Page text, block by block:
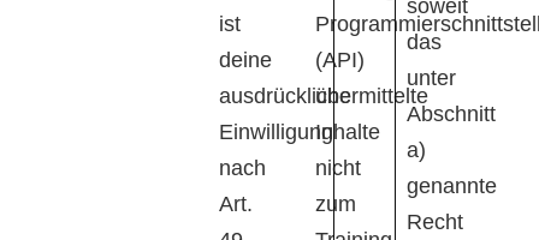
ist
deine
ausdrückliche
Einwilligung
nach
Art.
(API)
übermittelte
Inhalte
nicht
zum
soweit
das
unter
Abschnitt
a)
genannte
Recht